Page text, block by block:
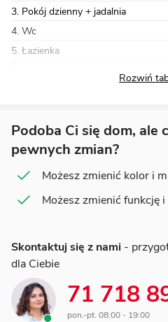
3. Pokój dzienny + jadalnia
4. Wc
5. Łazienka
Podoba Ci się dom, ale
pewnych zmian?
Możesz zmienić kolor i
Możesz zmienić funkcję
Skontaktuj się z nami -
dla Ciebie
71 718
pon.-pt. 08:00 - 19:00